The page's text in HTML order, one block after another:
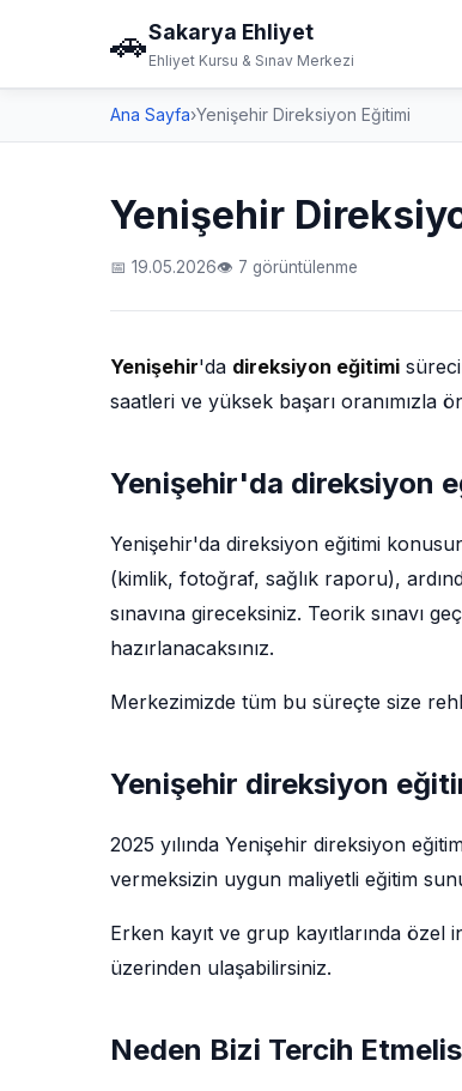
🚗Sakarya Ehliyet
Ehliyet Kursu & Sınav Merkezi
Ana Sayfa›Yenişehir Direksiyon Eğitimi
Yenişehir
📅 19.05.2026👁 7 görüntülenme
Yenişehir'da direksiyon eğitimi
saatleri ve yüksek başarı oranımızla
Yenişehir'da direksiyon
Yenişehir'da direksiyon eğitimi
(kimlik, fotoğraf, sağlık raporu),
sınavına gireceksiniz. Teorik sınavı
hazırlanacaksınız.
Merkezimizde tüm bu süreçte size
Yenişehir direksiyon
2025 yılında Yenişehir direksiyon
vermeksizin uygun maliyetli eğitim
Erken kayıt ve grup kayıtlarında özel
üzerinden ulaşabilirsiniz.
Neden Bizi Tercih